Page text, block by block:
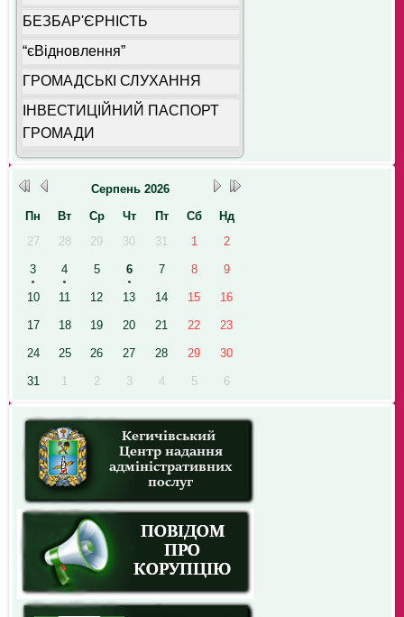
БЕЗБАР'ЄРНІСТЬ
“єВідновлення”
ГРОМАДСЬКІ СЛУХАННЯ
ІНВЕСТИЦІЙНИЙ ПАСПОРТ
ГРОМАДИ
Серпень 2026
Пн
Вт Ср Чт Пт Сб
Нд
27
28 29 30 31 1 2
3 4 5 6 7 8 9
10 11 12 13 14 15 16
17 18 19 20 21 22 23
24 25 26 27 28 29 30
31 1 2 3 4 5 6